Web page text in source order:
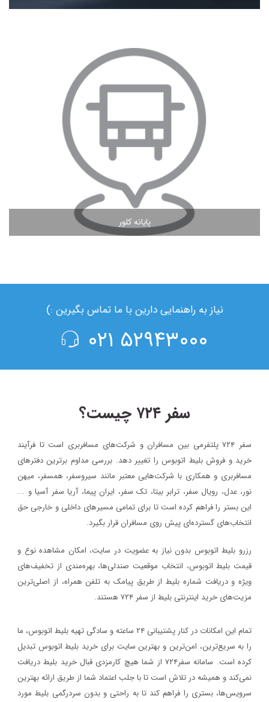
پایانه کلور
مشاهده ادامه مطلب
نیاز به راهنمایی دارین با ما تماس بگیرین :)
۵۲۹۴۳۰۰۰ ۰۲۱
سفر ۷۲۴ چیست؟
سفر ۷۲۴ پلتفرمی بین مسافران و شرکت‌های مسافربری است تا فرآیند
خرید و فروش بلیط اتوبوس را تغییر دهد. بررسی مداوم برترین دفترهای
مسافربری و همکاری با شرکت‌هایی معتبر مانند سیروسفر، همسفر، میهن‌
نور، عدل، رویال سفر، ترابر بیتا، تک سفر، ایران پیما، آریا سفر آسیا و ...
این بستر را فراهم کرده است تا برای تمامی مسیرهای داخلی و خارجی حق
انتخاب‌های گسترده‌ای پیش روی مسافران قرار بگیرد.
رزرو بلیط اتوبوس بدون نیاز به عضویت در سایت، امکان مشاهده نوع و
قیمت بلیط اتوبوس، انتخاب موقعیت صندلی‌ها، بهره‌مندی از تخفیف‌های
ویژه و دریافت شماره‌ بلیط از طریق پیامک به تلفن همراه، از اصلی‌ترین
مزیت‌های خرید اینترنتی بلیط از سفر ۷۲۴ هستند.
تمام این امکانات در کنار پشتیبانی‌ ۲۴ ساعته و سادگی تهیه بلیط اتوبوس، ما
را به سریع‌ترین، امن‌ترین و بهترین سایت برای خرید بلیط اتوبوس تبدیل
کرده است. سامانه سفر۷۲۴ از شما هیچ کارمزدی قبال خرید بلیط دریافت
نمی‌کند و همیشه در تلاش است تا با جلب اعتماد شما از طریق ارائه بهترین
سرویس‌ها، بستری را فراهم کند تا به راحتی و بدون سردرگمی بلیط مورد